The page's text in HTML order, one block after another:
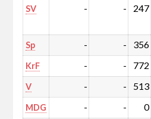
SV - - 247
Sp - - 356
KrF - - 772
V - - 513
MDG - - 0